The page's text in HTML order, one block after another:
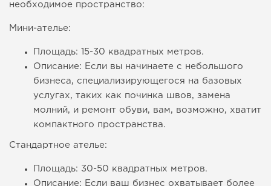
необходимое пространство:
Мини-ателье:
Площадь: 15-30 квадратных метров.
Описание: Если вы начинаете с небольшого
бизнеса, специализирующегося на базовых
услугах, таких как починка швов, замена
молний, и ремонт обуви, вам, возможно, хватит
компактного пространства.
Стандартное ателье:
Площадь: 30-50 квадратных метров.
Описание: Если ваш бизнес охватывает более